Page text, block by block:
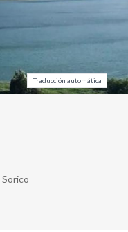
Traducción automática
Sorico